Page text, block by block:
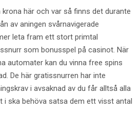
här och var så finns det durante
av aningen svårnavigerade
leta fram ett stort primtal
som bonusspel på casinot. När
automater kan du vinna free spins
De här gratissnurren har inte
i avsaknad av du får alltså alla
i ska behöva satsa dem ett visst antal